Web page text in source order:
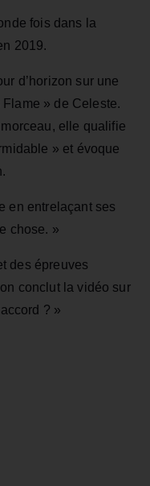
fois dans la
2019.
d’horizon sur une
» de Celeste.
elle qualifie
» et évoque
en entrelaçant ses
chose. »
des épreuves
conclut la vidéo sur
? »